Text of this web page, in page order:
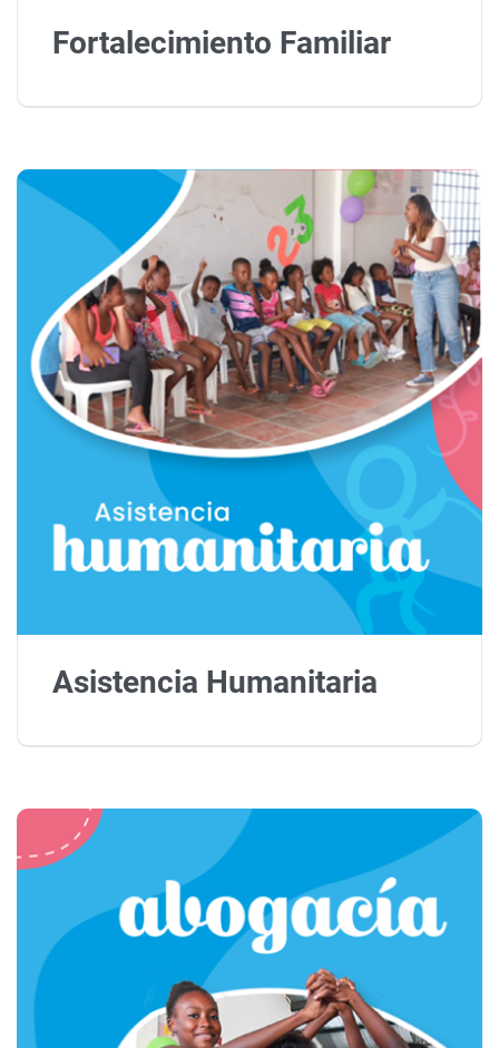
Fortalecimiento Familiar
Asistencia Humanitaria